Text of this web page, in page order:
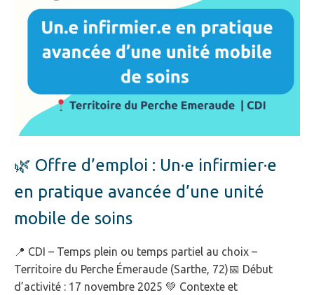
🌿 Offre d’emploi : Un·e infirmier·e
en pratique avancée d’une unité
mobile de soins
📍 CDI – Temps plein ou temps partiel au choix –
Territoire du Perche Émeraude (Sarthe, 72)📅 Début
d’activité : 17 novembre 2025 💚 Contexte et